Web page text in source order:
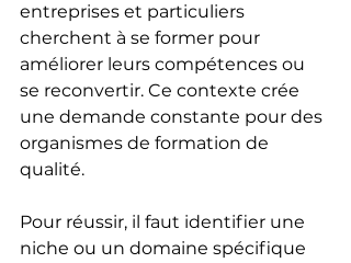
entreprises et particuliers
cherchent à se former pour
améliorer leurs compétences ou
se reconvertir. Ce contexte crée
une demande constante pour des
organismes de formation de
qualité.
Pour réussir, il faut identifier une
niche ou un domaine spécifique